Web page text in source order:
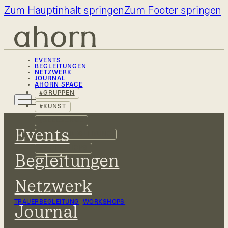
Zum Hauptinhalt springenZum Footer springen
EVENTS
BEGLEITUNGEN
NETZWERK
JOURNAL
AHORN SPACE
Events
Begleitungen
Netzwerk
Journal
GRUPPEN
KUNST
TRAUERBEGLEITUNG
YOGA
TRAUERBEGLEITUNG WORKSHOPS